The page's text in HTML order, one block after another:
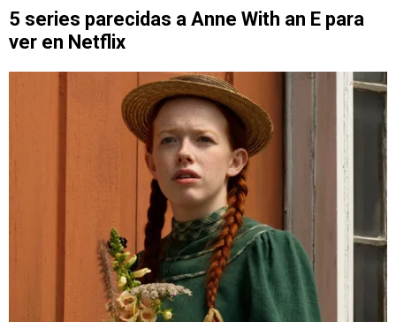
5 series parecidas a Anne With an E para
ver en Netflix